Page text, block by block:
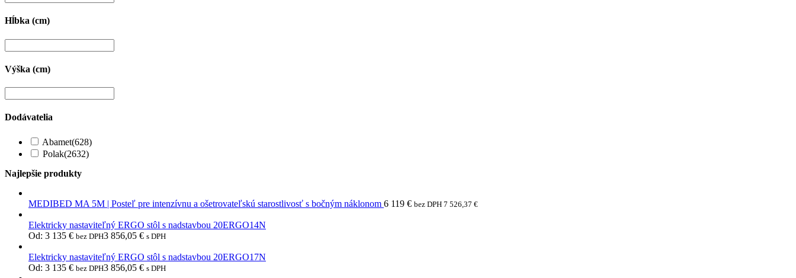
Hĺbka (cm)
Výška (cm)
Dodávatelia
Abamet(628)
Polak(2632)
Najlepšie produkty
MEDIBED MA 5M | Posteľ pre intenzívnu a ošetrovateľskú starostlivosť s bočným náklonom 6 119 € bez DPH 7 526,37 €
Elektricky nastaviteľný ERGO stôl s nadstavbou 20ERGO14N
Od: 3 135 € bez DPH3 856,05 € s DPH
Elektricky nastaviteľný ERGO stôl s nadstavbou 20ERGO17N
Od: 3 135 € bez DPH3 856,05 € s DPH